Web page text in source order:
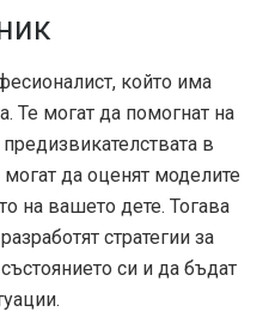
който има
Те могат да помогнат на
в
да оценят моделите
на вашето дете. Тогава
стратегии за
си и да бъдат